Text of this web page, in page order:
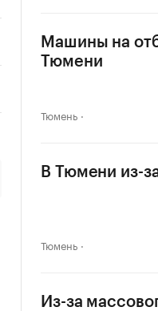
Машины на
Тюмени
Тюмень
В Тюмени из-
Тюмень
Из-за